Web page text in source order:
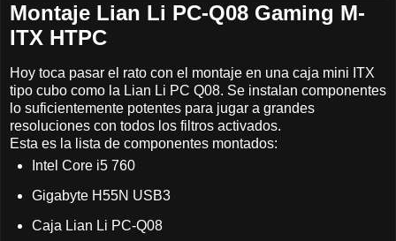
Montaje Lian Li PC-Q08 Gaming M-
ITX HTPC
Hoy toca pasar el rato con el montaje en una caja mini ITX
tipo cubo como la Lian Li PC Q08. Se instalan componentes
lo suficientemente potentes para jugar a grandes
resoluciones con todos los filtros activados.
Esta es la lista de componentes montados:
Intel Core i5 760
Gigabyte H55N USB3
Caja Lian Li PC-Q08